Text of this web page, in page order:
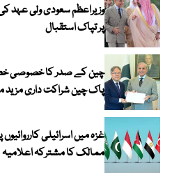
وزیراعظم سعودی ولی عہد
پر تپاک استقبال
چین کے صدر کا خصوصی خط
پاک چین شراکت داری مزید
ممالک کا مشترکہ اعلامیہ